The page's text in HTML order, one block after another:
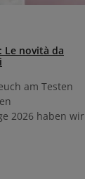
novità da
am Testen
2026 haben wir